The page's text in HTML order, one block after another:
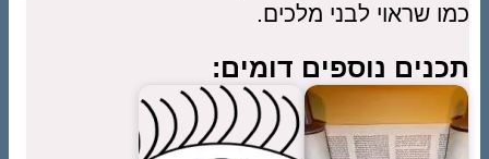
כמו שראוי לבני מלכים.
תכנים נוספים דומים: